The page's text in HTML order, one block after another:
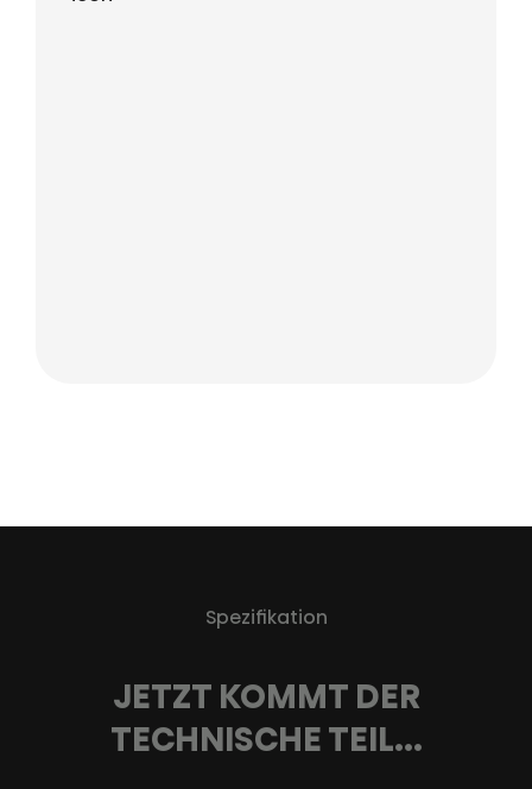
Spezifikation
JETZT KOMMT DER
TECHNISCHE TEIL...